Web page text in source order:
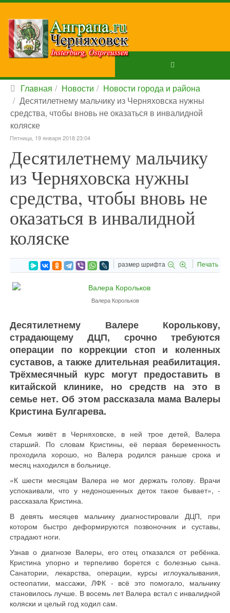
Главная Новости
Новости города и района
Десятилетнему мальчику из Черняховска нужны
средства, чтобы вновь не оказаться в инвалидной
коляске
Пятница, 19 января 2018 23:04
Десятилетнему мальчику
из Черняховска нужны
средства, чтобы вновь не
оказаться в инвалидной
коляске
размер шрифта Печать
Валера Корольков
Десятилетнему Валере Королькову,
страдающему ДЦП, срочно требуются
операции по коррекции стоп и коленных
суставов, а также длительная реабилитация.
Трёхмесячный курс могут предоставить в
китайской клинике, но средств на это в
семье нет. Об этом рассказала мама Валеры
Кристина Булгарева.
Семья живёт в Черняховске, в ней трое детей, Валера
старший. По словам Кристины, её первая беременность
проходила хорошо, но Валера родился раньше срока и
месяц находился в больнице.
«К шести месяцам Валера не мог держать голову. Врачи
успокаивали, что у недоношенных деток такое бывает», -
рассказала Кристина.
В девять месяцев мальчику диагностировали ДЦП, при
котором быстро деформируются позвоночник и суставы,
страдают ноги.
Узнав о диагнозе Валеры, его отец отказался от ребёнка.
Кристина упорно и терпеливо борется с болезнью сына.
Санатории, лекарства, операции, курсы иглоукалывания,
остеопатии, массажи, ЛФК - всё это помогало, мальчику
становилось лучше. В восемь лет Валера встал с инвалидной
коляски и целый год ходил сам.